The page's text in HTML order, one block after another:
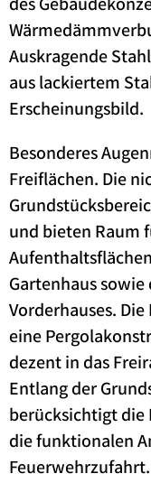
des
Auskragende
aus lackiertem
Erscheinungsbild.
Besonderes
Freiflächen. Die
und bieten Raum
Gartenhaus
Vorderhauses.
eine
dezent in das
Entlang der
berücksichtigt die
die funktionalen
Feuerwehrzufahrt.